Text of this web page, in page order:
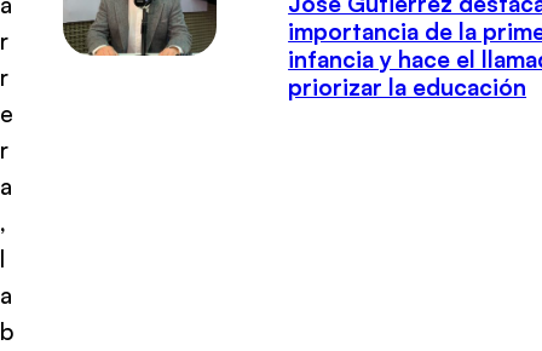
r
r
e
r
a
,
l
a
b
importancia de la
infancia y hace el
priorizar la educación